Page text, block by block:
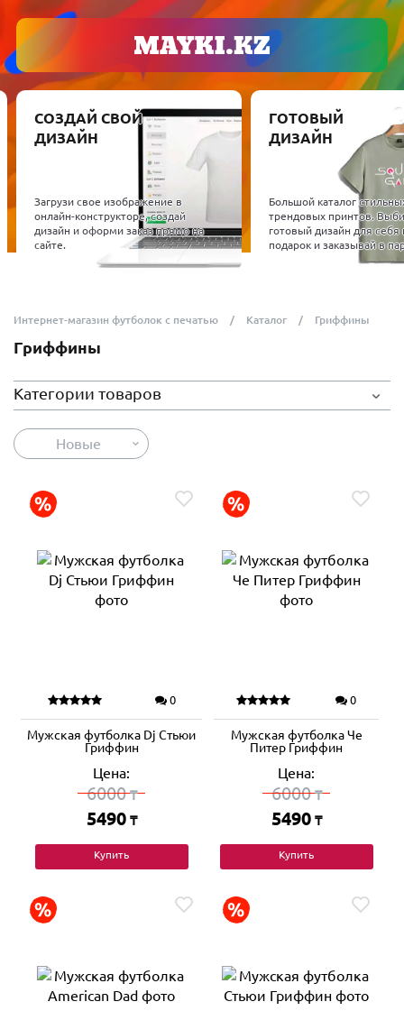
СОЗДАЙ СВОЙ
ДИЗАЙН
Загрузи свое изображение в
онлайн-конструкторе, создай
дизайн и оформи заказ прямо на
сайте.
ГОТОВЫЙ
ДИЗАЙН
Большой каталог
трендовых принтов.
готовый дизайн для себя
подарок и заказывай в
Интернет-магазин футболок с печатью Каталог Гриффины
Гриффины
Категории товаров
Новые
0
Мужская футболка Dj Стьюи
Гриффин
Цена:
6000₸
5490 ₸
Купить
0
Мужская футболка Че
Питер Гриффин
Цена:
6000₸
5490 ₸
Купить